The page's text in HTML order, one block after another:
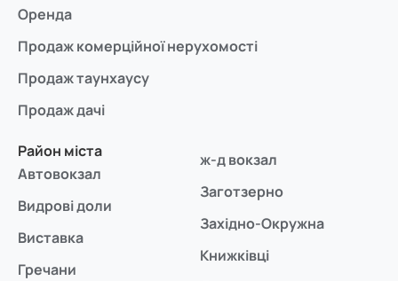
Оренда
Продаж комерційної нерухомості
Продаж таунхаусу
Продаж дачі
Район міста
Автовокзал
Видрові доли
Виставка
Гречани
ж-д вокзал
Заготзерно
Західно-Окружна
Книжківці